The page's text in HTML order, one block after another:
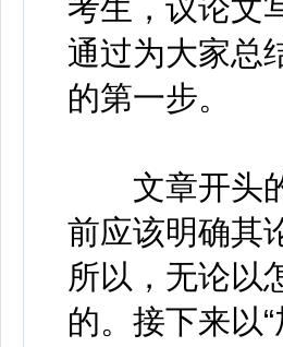
考生，议论文
通过为大家总
的第一步。
文章开头的
前应该明确其
所以，无论以
的。接下来以